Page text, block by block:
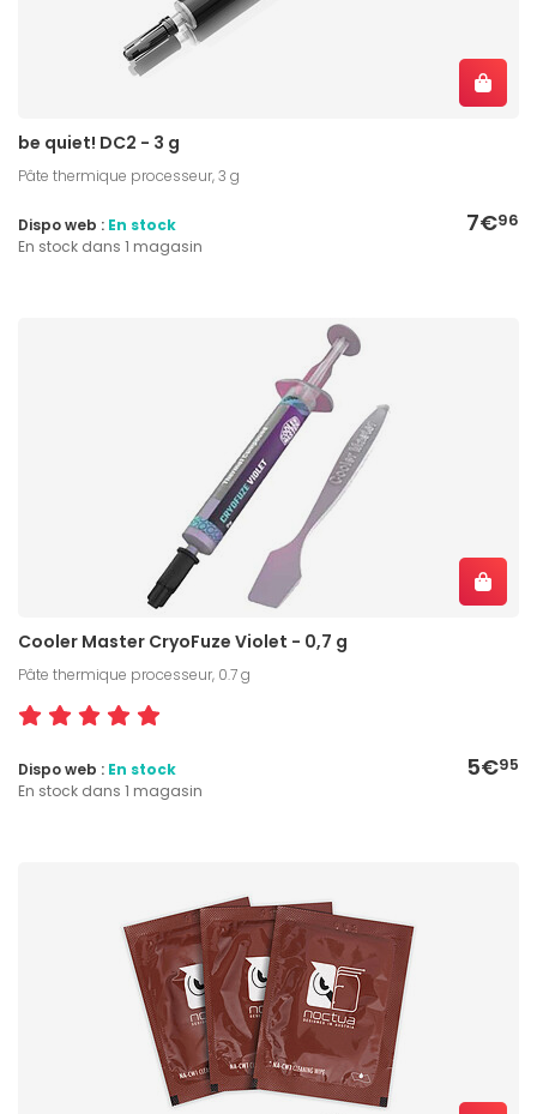
be quiet! DC2 - 3 g
Pâte thermique processeur, 3 g
7€96
Dispo web : En stock
En stock dans 1 magasin
Cooler Master CryoFuze Violet - 0,7 g
Pâte thermique processeur, 0.7 g
5€95
Dispo web : En stock
En stock dans 1 magasin